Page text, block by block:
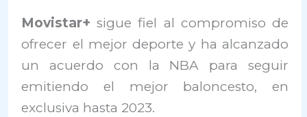
Movistar+ sigue fiel al compromiso de
ofrecer el mejor deporte y ha alcanzado
un acuerdo con la NBA para seguir
emitiendo el mejor baloncesto, en
exclusiva hasta 2023.